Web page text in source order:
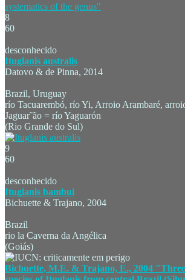
systematics of the genus"
8
60
desconhecido
Ituglanis australis
Datovo & de Pinna, 2014
Brazil, Uruguay
río Tacuarembó, río Yi, Arroio Arambaré,
Jaguar˜ão = río Yaguarón
(Rio Grande do Sul)
9
60
desconhecido
Ituglanis bambui
Bichuette & Trajano, 2004
Brazil
rio la Caverna da Angélica
(Goiás)
Bichuette, M.E. & Trajano, E., 2004